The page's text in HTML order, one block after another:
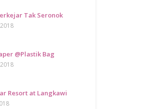
Tak Seronok
@Plastik Bag
Resort at Langkawi